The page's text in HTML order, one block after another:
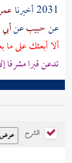
2031 أخبرنا
عنحبيبعن
ألا أبعثك على
تدعن قبرا مشرفا
الشرح